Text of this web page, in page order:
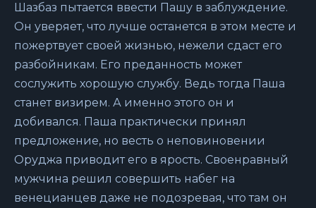
Шазбаз пытается ввести Пашу в заблуждение.
Он уверяет, что лучше останется в этом месте и
пожертвует своей жизнью, нежели сдаст его
разбойникам. Его преданность может
сослужить хорошую службу. Ведь тогда Паша
станет визирем. А именно этого он и
добивался. Паша практически принял
предложение, но весть о неповиновении
Оруджа приводит его в ярость. Своенравный
мужчина решил совершить набег на
венецианцев даже не подозревая, что там он